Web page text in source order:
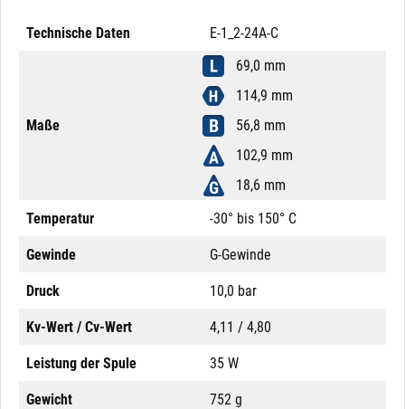
Technische Daten E-1_2-24A-C
Maße
69,0 mm
114,9 mm
56,8 mm
102,9 mm
18,6 mm
Temperatur
-30° bis 150° C
Gewinde G-Gewinde
Druck 10,0 bar
Kv-Wert / Cv-Wert 4,11 / 4,80
Leistung der Spule 35 W
Gewicht 752 g